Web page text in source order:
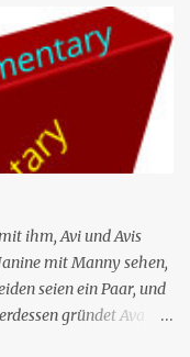
die er ihnen
Titel Alex Serie Abbott
Alex Regie
(USA) 10.
(D/A/CH) 14.
Sitcom
erdacht wurde 🏫
eine etwas
herrschenden
ihm, Avi und Avis
mit Manny sehen,
seien ein Paar, und
gründet Ava